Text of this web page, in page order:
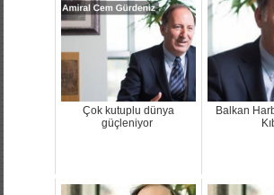
Çok kutuplu dünya
güçleniyor
Balkan